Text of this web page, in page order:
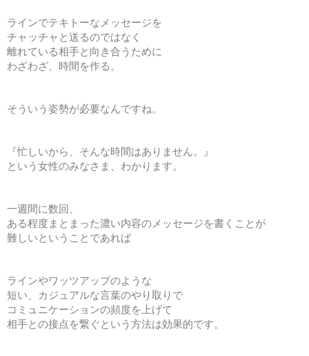
ラインでテキトーなメッセージを
チャッチャと送るのではなく
離れている相手と向き合うために
わざわざ、時間を作る。
そういう姿勢が必要なんですね。
『忙しいから、そんな時間はありません。』
という女性のみなさま、わかります。
一週間に数回、
ある程度まとまった濃い内容のメッセージを書くことが
難しいということであれば
ラインやワッツアップのような
短い、カジュアルな言葉のやり取りで
コミュニケーションの頻度を上げて
相手との接点を繋ぐという方法は効果的です。